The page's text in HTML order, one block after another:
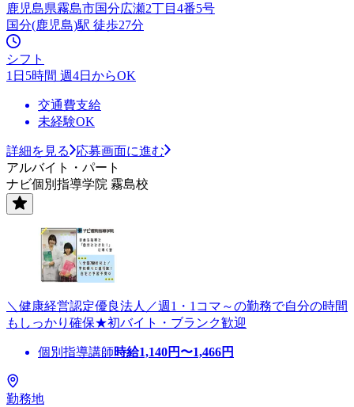
鹿児島県霧島市国分広瀬2丁目4番5号
国分(鹿児島)駅 徒歩27分
シフト
1日5時間 週4日からOK
交通費支給
未経験OK
詳細を見る
応募画面に進む
アルバイト・パート
ナビ個別指導学院 霧島校
＼健康経営認定優良法人／週1・1コマ～の勤務で自分の時間
もしっかり確保★初バイト・ブランク歓迎
個別指導講師時給1,140円〜1,466円
勤務地